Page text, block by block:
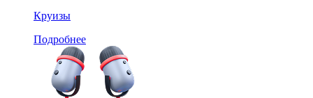
Круизы
Подробнее